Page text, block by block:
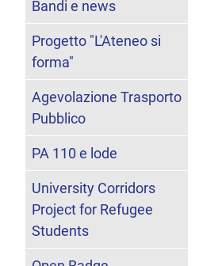
Bandi e news
Progetto "L'Ateneo si
forma"
Agevolazione Trasporto
Pubblico
PA 110 e lode
University Corridors
Project for Refugee
Students